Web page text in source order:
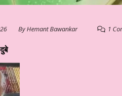
ByHemant Bawankar 1
डॉ कुंदन सिंह परिहार ☆ हिन्दी